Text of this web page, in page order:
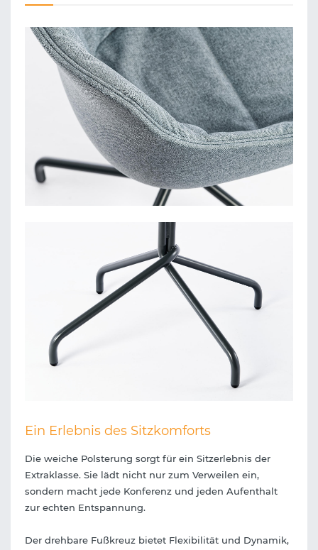
Ein Erlebnis des Sitzkomforts
Die weiche Polsterung sorgt für ein Sitzerlebnis der
Extraklasse. Sie lädt nicht nur zum Verweilen ein,
sondern macht jede Konferenz und jeden Aufenthalt
zur echten Entspannung.
Der drehbare Fußkreuz bietet Flexibilität und Dynamik,